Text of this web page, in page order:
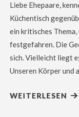
Liebe Ehepaare,
Küchentisch
ein kritisches
festgefahren. Die
sich. Vielleicht liegt
Unseren Körper und
WEITERLESEN